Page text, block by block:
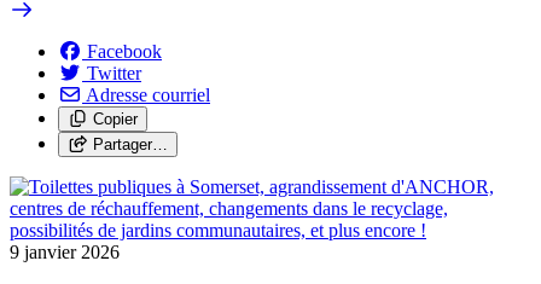
Facebook
Twitter
Adresse courriel
Copier
Partager…
9 janvier 2026